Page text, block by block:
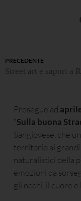
PRECEDENTE
Prosegue ad
“ Sulla buona
Sangiovese, che
territorio ai
naturalistici della
emozioni da
gli occhi, il cuore e